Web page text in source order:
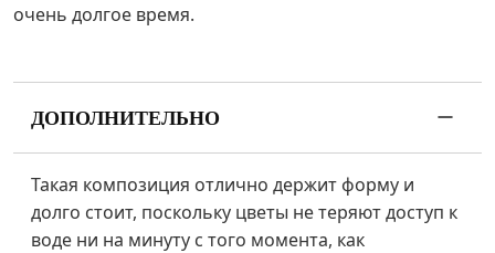
очень долгое время.
ДОПОЛНИТЕЛЬНО
Такая композиция отлично держит форму и
долго стоит, поскольку цветы не теряют доступ к
воде ни на минуту с того момента, как